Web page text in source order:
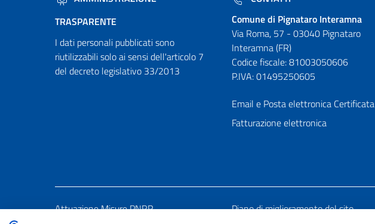
TRASPARENTE
I dati personali pubblicati sono
riutilizzabili solo ai sensi dell'articolo 7
del decreto legislativo 33/2013
Comune di Pignataro Interamna
Via Roma, 57 - 03040 Pignataro
Interamna (FR)
Codice fiscale: 81003050606
P.IVA: 01495250605
Email e Posta elettronica Certificata
Fatturazione elettronica
Attuazione Misure PNRR Piano di miglioramento del sito